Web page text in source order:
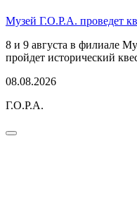
Музей Г.О.Р.А. проведет
8 и 9 августа в филиале
пройдет исторический
08.08.2026
Г.О.Р.А.